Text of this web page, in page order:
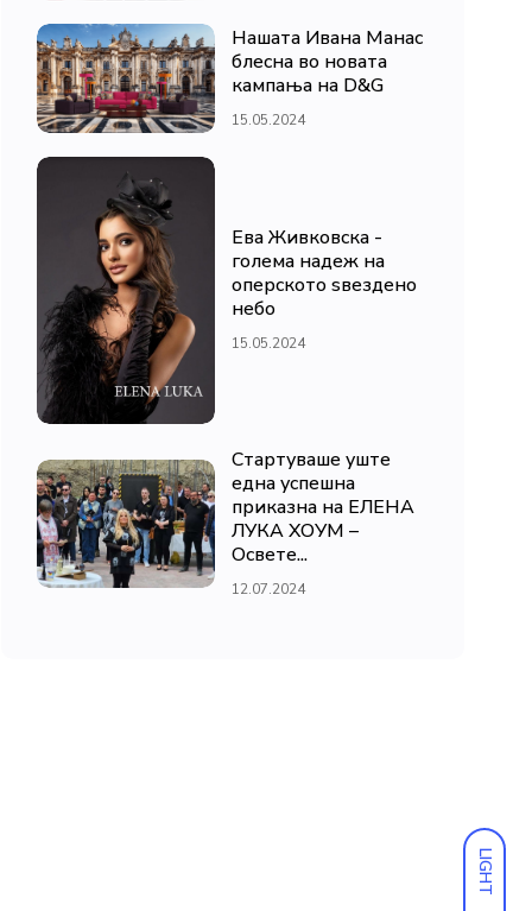
LIGHT
Нашата Ивана Манас
блесна во новата
кампања на D&G
15.05.2024
Ева Живковска -
голема надеж на
оперското ѕвездено
небо
15.05.2024
Стартуваше уште
една успешна
приказна на ЕЛЕНА
ЛУКА ХОУМ –
Освете...
12.07.2024